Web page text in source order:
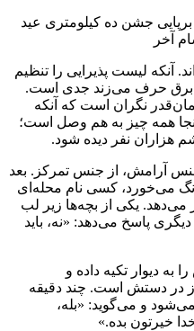
لیست پذیرایی را تنظیم
برق حرف می‌زند جدی است.
نگران است که آنکه
همه چیز به هم وصل است؛
هزاران نفر دیده شود.
آرامش، از جنس تمرکز. بعد
می‌خورد، کسی نام محله‌ای
یکی از بچه‌ها زیر لب
پاسخ می‌دهد: «نه، باید
دیوار تکیه داده و
در دستش است. چند دقیقه
و می‌گوید: «بله،
خیرتون بده.»